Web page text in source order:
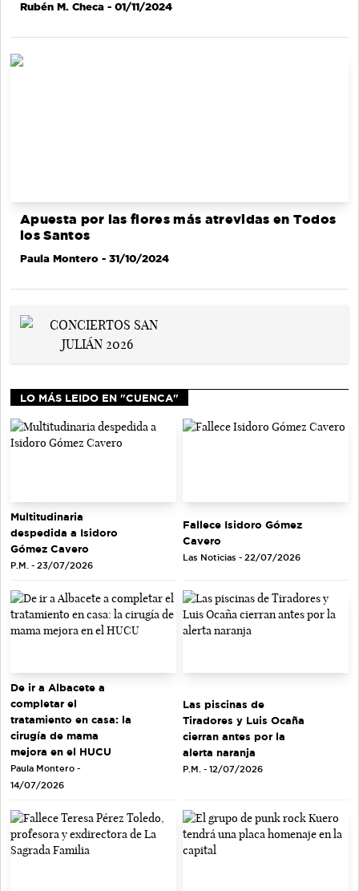
Rubén M. Checa - 01/11/2024
Apuesta por las flores más atrevidas en Todos
los Santos
Paula Montero - 31/10/2024
LO MÁS LEIDO EN "CUENCA"
Multitudinaria
despedida a Isidoro
Gómez Cavero
P.M. - 23/07/2026
Fallece Isidoro Gómez
Cavero
Las Noticias - 22/07/2026
De ir a Albacete a
completar el
tratamiento en casa: la
cirugía de mama
mejora en el HUCU
Paula Montero -
14/07/2026
Las piscinas de
Tiradores y Luis Ocaña
cierran antes por la
alerta naranja
P.M. - 12/07/2026